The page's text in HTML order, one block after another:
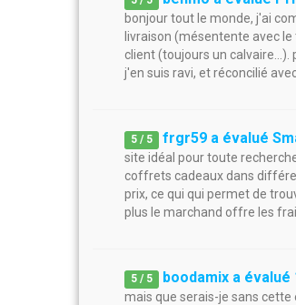
bonjour tout le monde, j'ai
livraison (mésentente avec
client (toujours un
j'en suis ravi, et réconcilié
5 / 5 frgr59 a évalué
site idéal pour toute
coffrets cadeaux dans
prix, ce qui qui permet de
plus le marchand offre les
5 / 5 boodamix a évalué
mais que serais-je sans